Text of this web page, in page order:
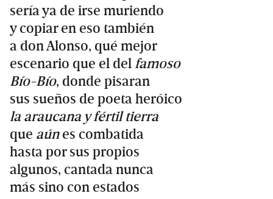
sería ya de irse muriendo
y copiar en eso también
a don Alonso, qué mejor
escenario que el del famoso
Bío-Bío, donde pisaran
sus sueños de poeta heróico
la araucana y fértil tierra
que aúnes combatida
hasta por sus propios
algunos, cantada nunca
más sino con estados